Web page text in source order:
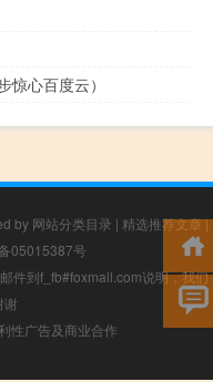
心百度云）
by 网站分类目录 | 精选推荐文章|
05015387号
件到f_fb#foxmail.com说明，我们
谢
性广告及商业合作